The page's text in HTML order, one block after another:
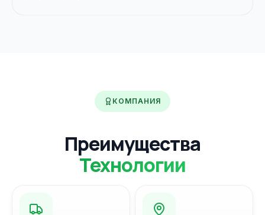
КОМПАНИЯ
Преимущества
Технологии